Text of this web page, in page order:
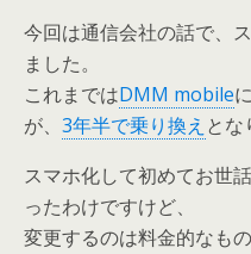
今回は通信会社の話で、
ました。
これまではDMM mobile
が、 3年半で乗り換え とな
スマホ化して初めてお世
ったわけですけど、
変更するのは料金的なも